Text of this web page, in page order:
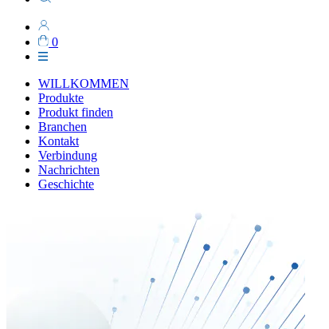
0
WILLKOMMEN
Produkte
Produkt finden
Branchen
Kontakt
Verbindung
Nachrichten
Geschichte